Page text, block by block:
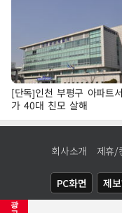
광
[단독]인천 부평구 아파트
가 40대 친모 살해
회사소개 제휴/
PC화면 제